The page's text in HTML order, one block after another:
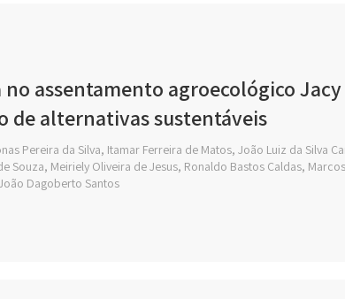
no assentamento agroecológico
de alternativas sustentáveis
Pereira da Silva, Itamar Ferreira de Matos, João Luiz da Silva
Souza, Meiriely Oliveira de Jesus, Ronaldo Bastos Caldas,
Dagoberto Santos